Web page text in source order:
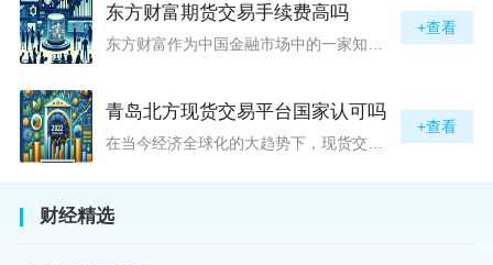
东方财富期货交易手续费高吗
+查看
青岛北方现货交易平台国家认可吗
+查看
财经精选